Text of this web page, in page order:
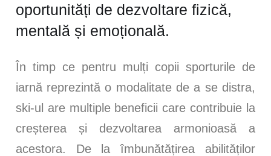
oportunități de dezvoltare fizică,
mentală și emoțională.
În timp ce pentru mulți copii sporturile de
iarnă reprezintă o modalitate de a se distra,
ski-ul are multiple beneficii care contribuie la
creșterea și dezvoltarea armonioasă a
acestora. De la îmbunătățirea abilităților